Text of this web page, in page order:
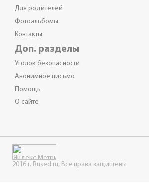
Для родителей
Фотоальбомы
Контакты
Доп. разделы
Уголок безопасности
Анонимное письмо
Помощь
О сайте
2016 г. Rused.ru, Все права защищены